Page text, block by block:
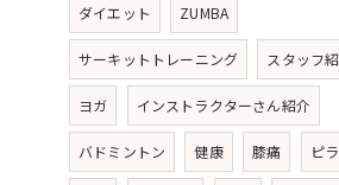
ダイエット ZUMBA
サーキットトレーニング スタッフ
ヨガ インストラクターさん紹介
バドミントン 健康 膝痛 ピ